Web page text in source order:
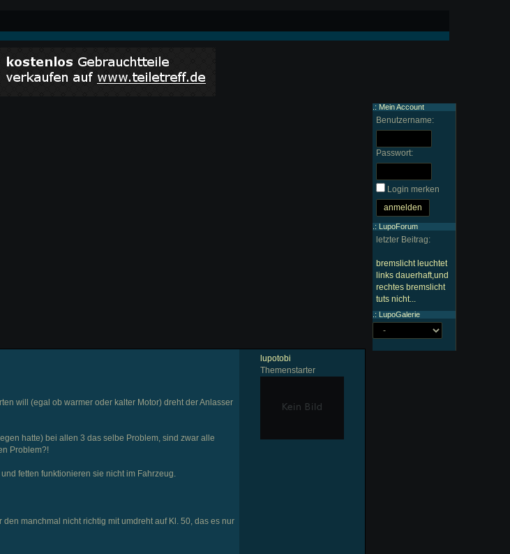
lupotobi
Themenstarter
will (egal ob warmer oder kalter Motor) dreht der Anlasser
hatte) bei allen 3 das selbe Problem, sind zwar alle
Problem?!
fetten funktionieren sie nicht im Fahrzeug.
manchmal nicht richtig mit umdreht auf Kl. 50, das es nur
.: Mein Account
Benutzername:
Passwort:
Login merken
.: LupoForum
letzter Beitrag:
bremslicht leuchtet
links dauerhaft,und
rechtes bremslicht
tuts nicht...
.: LupoGalerie